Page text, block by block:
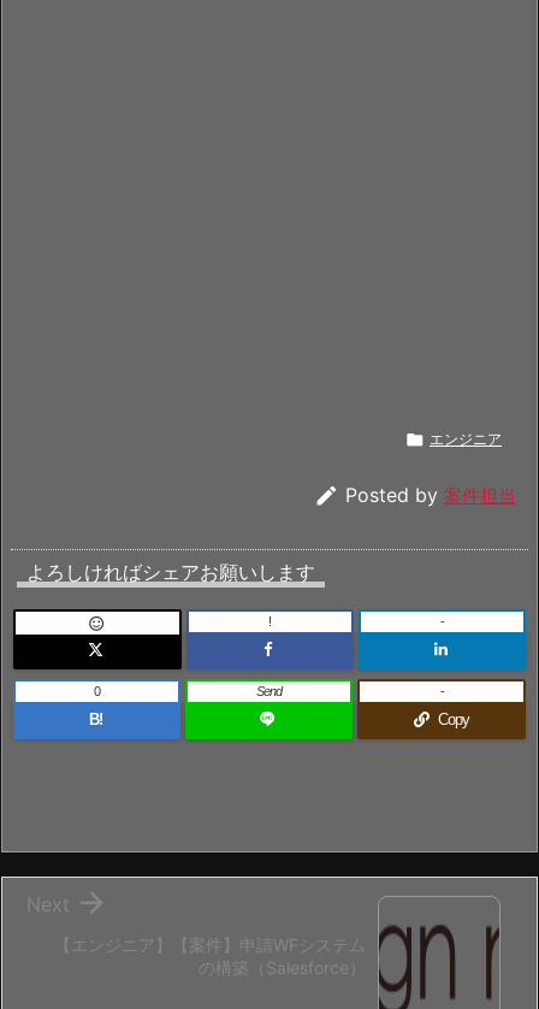
 エンジニア
 Posted by 案件担当
よろしければシェアお願いします
 ! -
B!
0 Send
Copy
-
【エンジニア】【案件】申請WFシステム
の構築（Salesforce）

Next